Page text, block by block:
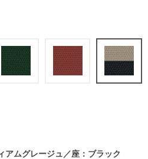
アムグレージュ／座：ブラック